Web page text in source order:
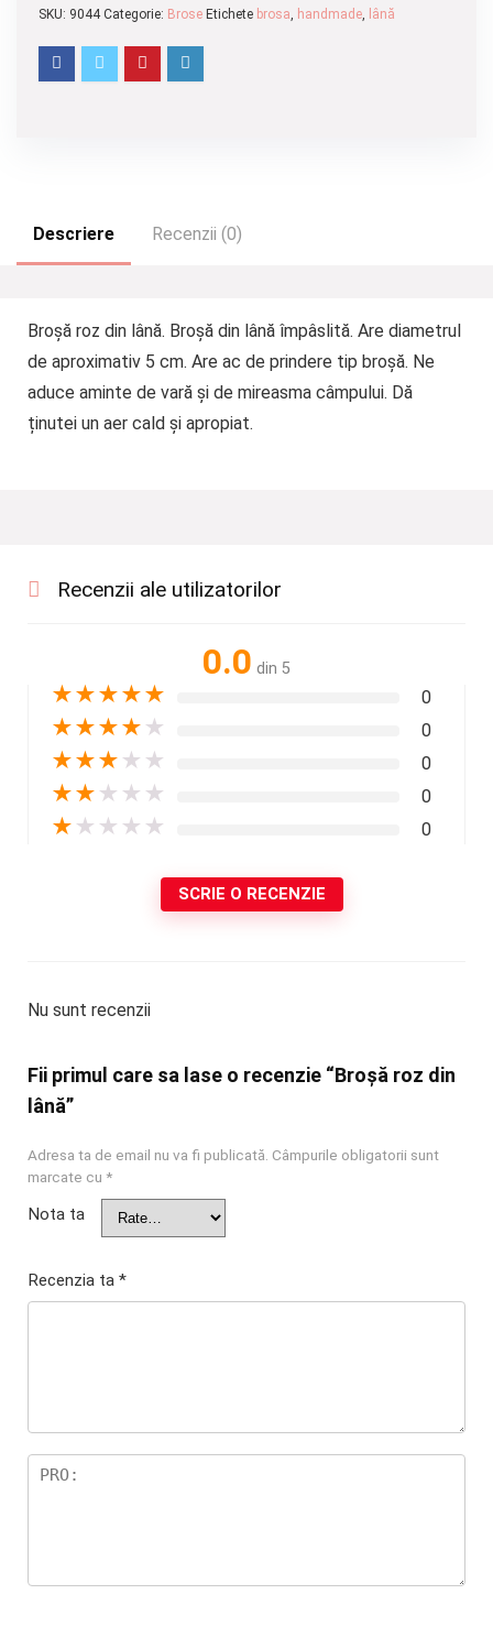
SKU: 9044 Categorie: Brose Etichete brosa, handmade, lână
Descriere Recenzii (0)
Broșă roz din lână. Broșă din lână împâslită. Are diametrul
de aproximativ 5 cm. Are ac de prindere tip broșă. Ne
aduce aminte de vară și de mireasma câmpului. Dă
ținutei un aer cald și apropiat.
Recenzii ale utilizatorilor
0.0 din 5
★★★★★ 0
★★★★ ★ 0
★★★ ★ ★ 0
★★ ★ ★ ★ 0
★ ★ ★ ★ ★ 0
SCRIE O RECENZIE
Nu sunt recenzii
Fii primul care sa lase o recenzie “Broșă roz din
lână”
Adresa ta de email nu va fi publicată. Câmpurile obligatorii sunt
marcate cu *
Nota ta
Recenzia ta *